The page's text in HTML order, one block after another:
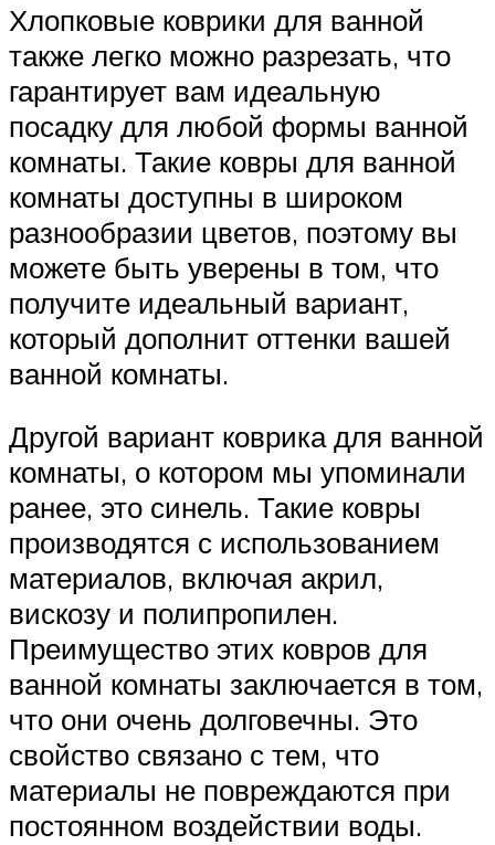
Хлопковые коврики для ванной
также легко можно разрезать, что
гарантирует вам идеальную
посадку для любой формы ванной
комнаты. Такие ковры для ванной
комнаты доступны в широком
разнообразии цветов, поэтому вы
можете быть уверены в том, что
получите идеальный вариант,
который дополнит оттенки вашей
ванной комнаты.
Другой вариант коврика для ванной
комнаты, о котором мы упоминали
ранее, это синель. Такие ковры
производятся с использованием
материалов, включая акрил,
вискозу и полипропилен.
Преимущество этих ковров для
ванной комнаты заключается в том,
что они очень долговечны. Это
свойство связано с тем, что
материалы не повреждаются при
постоянном воздействии воды.